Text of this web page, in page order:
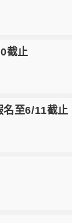
截止
名至6/11截止